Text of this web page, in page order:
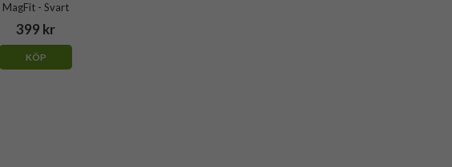
MagFit - Svart
399 kr
KÖP